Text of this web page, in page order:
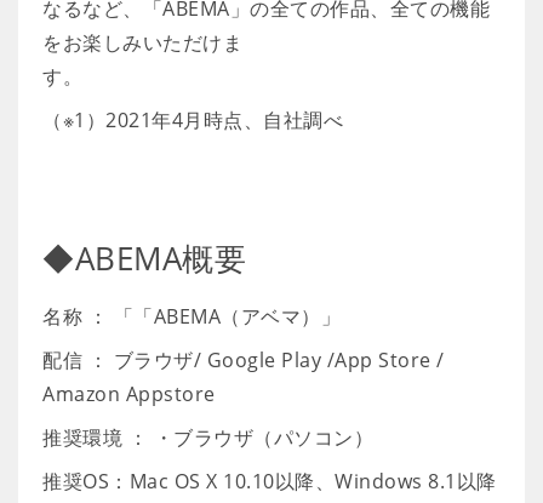
なるなど、「ABEMA」の全ての作品、全ての機能
をお楽しみいただけま
す。
（※1）2021年4月時点、自社調べ
◆ABEMA概要
名称 ： 「「ABEMA（アベマ）」
配信 ： ブラウザ/ Google Play /App Store /
Amazon Appstore
推奨環境 ： ・ブラウザ（パソコン）
推奨OS：Mac OS X 10.10以降、Windows 8.1以降